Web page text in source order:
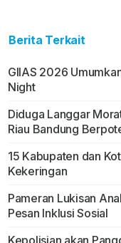
Berita Terkait
GIIAS 2026
Night
Diduga Langgar
Riau Bandung
15 Kabupaten dan
Kekeringan
Pameran Lukisan
Pesan Inklusi Sosial